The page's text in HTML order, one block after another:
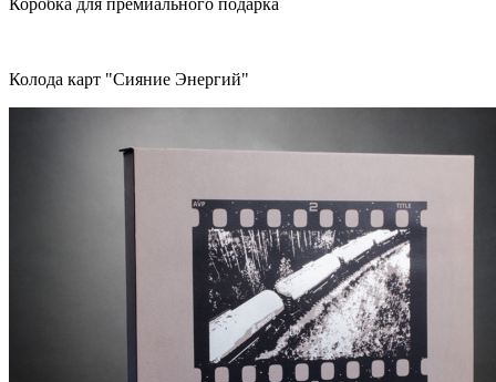
Колода карт "Сияние Энергий"